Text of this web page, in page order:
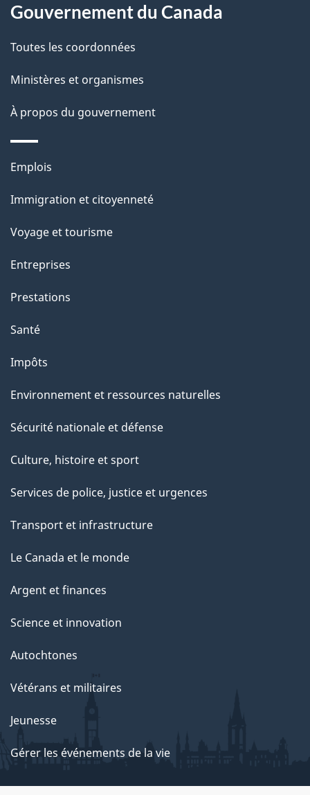
i
l
s
d
e
l
a
p
a
g
e
propos
de
ce
site
Gouvernement du Canada
Toutes les coordonnées
Ministères et organismes
À propos du gouvernement
Thèmes
sujets
Emplois
Immigration et citoyenneté
Voyage et tourisme
Entreprises
Prestations
Santé
Impôts
Environnement et ressources naturelles
Sécurité nationale et défense
Culture, histoire et sport
Services de police, justice et urgences
Transport et infrastructure
Le Canada et le monde
Argent et finances
Science et innovation
Autochtones
Vétérans et militaires
Jeunesse
Gérer les événements de la vie